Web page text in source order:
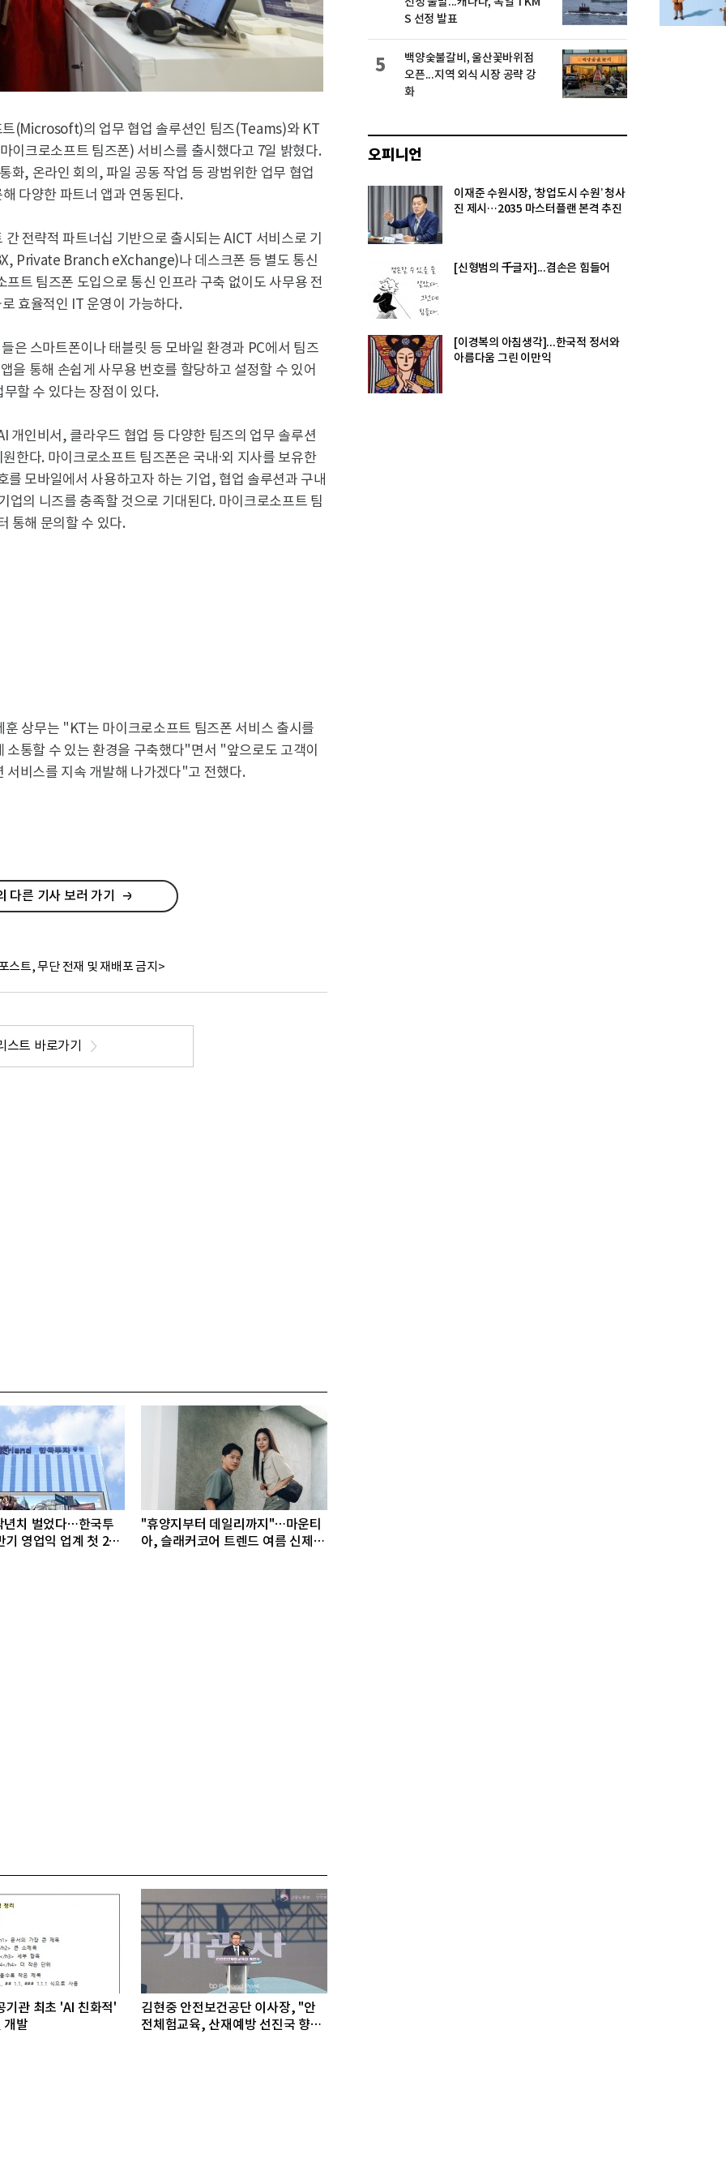
(Microsoft)의 업무 협업 솔루션인 팀즈(Teams)와 KT
크로소프트 팀즈폰) 서비스를 출시했다고 7일 밝혔다.
화, 온라인 회의, 파일 공동 작업 등 광범위한 업무 협업
다양한 파트너 앱과 연동된다.
전략적 파트너십 기반으로 출시되는 AICT 서비스로 기
Private Branch eXchange)나 데스크폰 등 별도 통신
트 팀즈폰 도입으로 통신 인프라 구축 없이도 사무용 전
효율적인 IT 운영이 가능하다.
은 스마트폰이나 태블릿 등 모바일 환경과 PC에서 팀즈
을 통해 손쉽게 사무용 번호를 할당하고 설정할 수 있어
할 수 있다는 장점이 있다.
개인비서, 클라우드 협업 등 다양한 팀즈의 업무 솔루션
한다. 마이크로소프트 팀즈폰은 국내·외 지사를 보유한
모바일에서 사용하고자 하는 기업, 협업 솔루션과 구내
업의 니즈를 충족할 것으로 기대된다. 마이크로소프트 팀
통해 문의할 수 있다.
상무는 "KT는 마이크로소프트 팀즈폰 서비스 출시를
통할 수 있는 환경을 구축했다"면서 "앞으로도 고객이
서비스를 지속 개발해 나가겠다"고 전했다.
다른 기사 보러 가기
스트, 무단 전재 및 재배포 금지>
스트 바로가기
년치 벌었다…한국투
기 영업익 업계 첫 2조
"휴양지부터 데일리까지"…마운티
아, 슬래커코어 트렌드 여름 신제품
기관 최초 'AI 친화적'
개발
김현중 안전보건공단 이사장, "안
전체험교육, 산재예방 선진국 향한
S 선정 발표
백양숯불갈비, 울산꽃바위점
오픈...지역 외식 시장 공략 강
화
5
오피니언
이재준 수원시장, ‘창업도시 수원’ 청사
진 제시…2035 마스터플랜 본격 추진
[신형범의 千글자]...겸손은 힘들어
[이경복의 아침생각]...한국적 정서와
아름다움 그린 이만익